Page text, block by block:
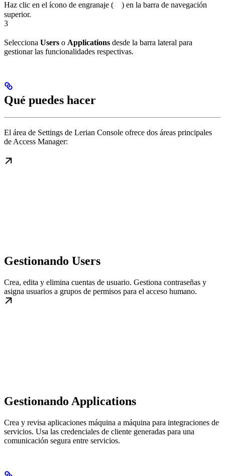
Haz clic en el ícono de engranaje (
) en la barra de navegación
superior.
3
Selecciona Users o Applications desde la barra lateral para
gestionar las funcionalidades respectivas.
Qué puedes hacer
El área de Settings de Lerian Console ofrece dos áreas principales
de Access Manager:
Gestionando Users
Crea, edita y elimina cuentas de usuario. Gestiona contraseñas y
asigna usuarios a grupos de permisos para el acceso humano.
Gestionando Applications
Crea y revisa aplicaciones máquina a máquina para integraciones de
servicios. Usa las credenciales de cliente generadas para una
comunicación segura entre servicios.